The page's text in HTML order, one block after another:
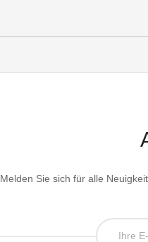
Melden Sie sich für alle